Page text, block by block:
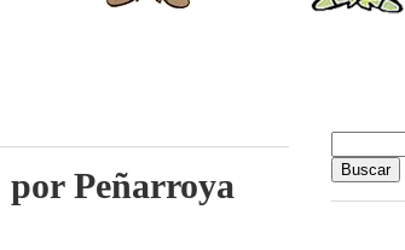
Peñarroya